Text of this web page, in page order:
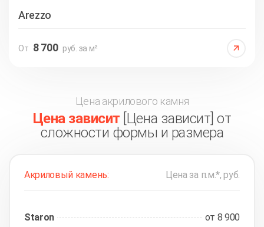
Arezzo
От 8 700 руб. за м²
Цена акрилового камня
Цена зависит [Цена зависит] от
сложности формы и размера
Акриловый камень: Цена за п.м.*, руб.
Staron от 8 900